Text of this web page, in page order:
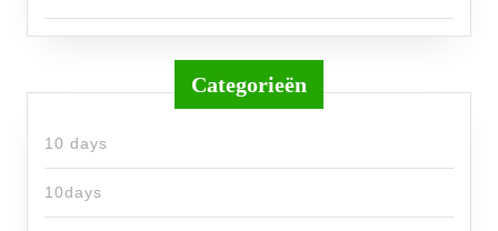
Categorieën
10 days
10days